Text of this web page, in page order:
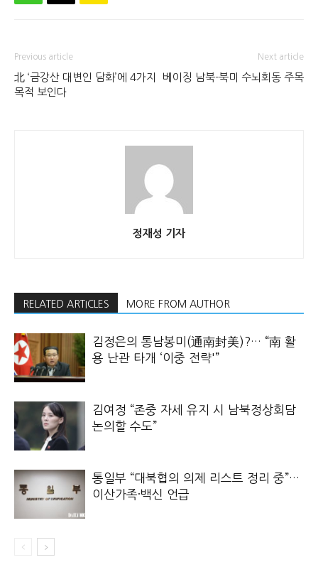
Previous article
北 ‘금강산 대변인 담화’에 4가지
목적 보인다
Next article
베이징 남북-북미 수뇌회동 주목
정재성 기자
RELATED ARTICLES MORE FROM AUTHOR
김정은의 통남봉미(通南封美)?… “南 활
용 난관 타개 ‘이중 전략'”
김여정 “존중 자세 유지 시 남북정상회담
논의할 수도”
통일부 “대북협의 의제 리스트 정리 중”…
이산가족·백신 언급